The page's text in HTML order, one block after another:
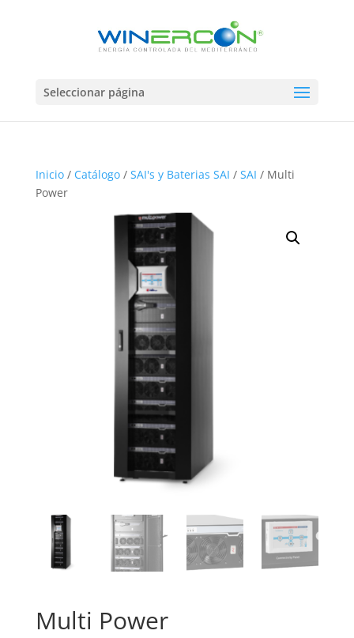
Seleccionar página
Inicio/ Catálogo/ SAI's y Baterias SAI / SAI / Multi
Power
Multi Power